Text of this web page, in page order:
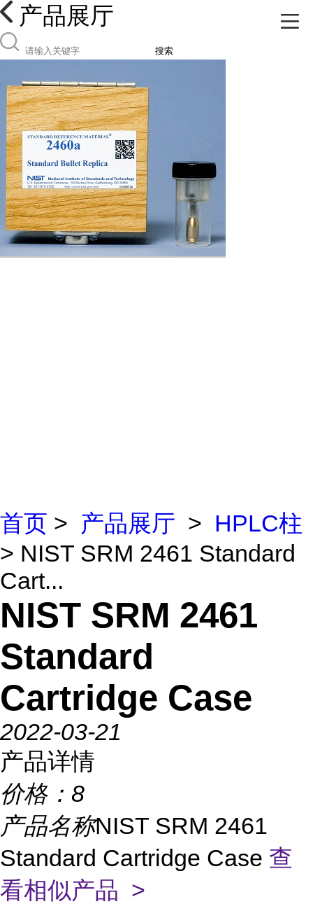
产品展厅
搜索
首页 > 产品展厅 > HPLC柱
> NIST SRM 2461 Standard
Cart...
NIST SRM 2461
Standard
Cartridge Case
2022-03-21
产品详情
价格： 8
产品名称NIST SRM 2461
Standard Cartridge Case 查
看相似产品 >